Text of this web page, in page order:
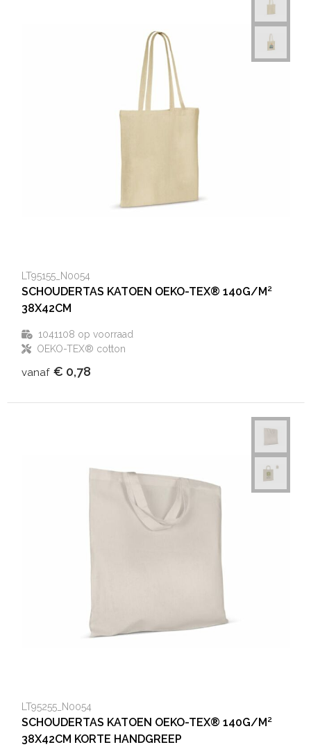
LT95155_N0054
SCHOUDERTAS KATOEN OEKO-TEX® 140G/M²
38X42CM
1041108 op voorraad
OEKO-TEX® cotton
vanaf € 0,78
LT95255_N0054
SCHOUDERTAS KATOEN OEKO-TEX® 140G/M²
38X42CM KORTE HANDGREEP